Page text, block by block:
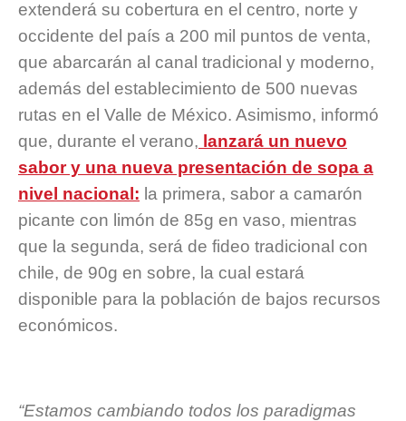
extenderá su cobertura en el centro, norte y
occidente del país a 200 mil puntos de venta,
que abarcarán al canal tradicional y moderno,
además del establecimiento de 500 nuevas
rutas en el Valle de México. Asimismo, informó
que, durante el verano, lanzará un nuevo
sabor y una nueva presentación de sopa a
nivel nacional: la primera, sabor a camarón
picante con limón de 85g en vaso, mientras
que la segunda, será de fideo tradicional con
chile, de 90g en sobre, la cual estará
disponible para la población de bajos recursos
económicos.
“Estamos cambiando todos los paradigmas